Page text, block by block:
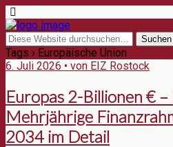
Tags › Europäische Union
6. Juli 2026 • von EIZ Rostock
Europas 2-Billionen € –
Mehrjährige
2034 im Detail